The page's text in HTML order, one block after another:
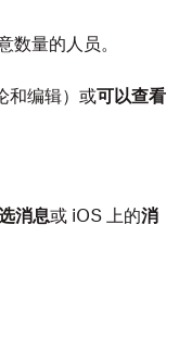
数量的人员。
和编辑）或可以查看
消息或 iOS 上的消